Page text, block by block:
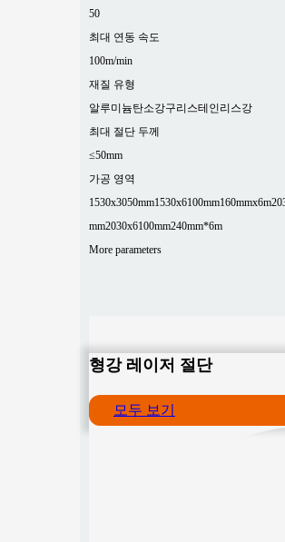
50
최대 연동 속도
100m/min
재질 유형
알루미늄탄소강구리 스테인리스강
최대 절단 두께
≤50mm
가공 영역
1530x3050mm1530x6100mm160mmx6m
mm2030x6100mm240mm*6m
More parameters
형강 레이저 절단
모두 보기